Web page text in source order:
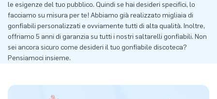
le esigenze del tuo pubblico. Quindi se hai desideri specifici, lo
facciamo su misura per te! Abbiamo già realizzato migliaia di
gonfiabili personalizzati e ovviamente tutti di alta qualità. Inoltre,
offriamo 5 anni di garanzia su tutti i nostri saltarelli gonfiabili. Non
sei ancora sicuro come desideri il tuo gonfiabile discoteca?
Pensiamoci insieme.